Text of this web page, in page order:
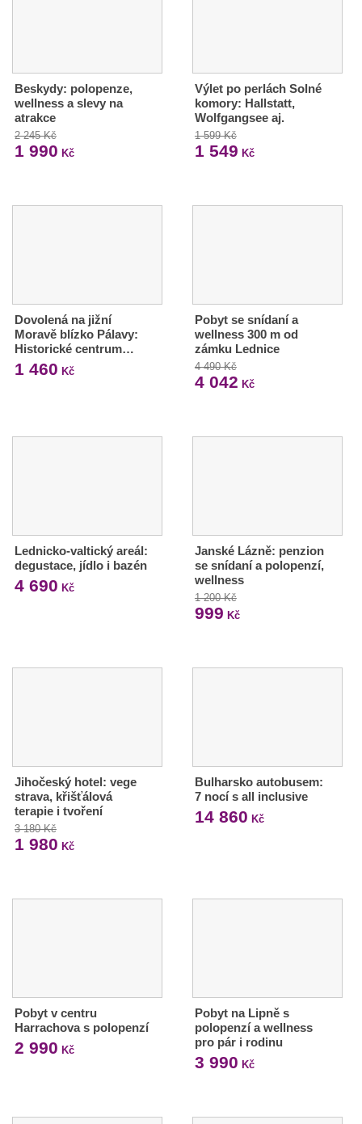
Beskydy: polopenze,
wellness a slevy na
atrakce
2 245 Kč
1 990 Kč
Výlet po perlách Solné
komory: Hallstatt,
Wolfgangsee aj.
1 599 Kč
1 549 Kč
Dovolená na jižní
Moravě blízko Pálavy:
Historické centrum…
1 460 Kč
Pobyt se snídaní a
wellness 300 m od
zámku Lednice
4 490 Kč
4 042 Kč
Lednicko-valtický areál:
degustace, jídlo i bazén
4 690 Kč
Janské Lázně: penzion
se snídaní a polopenzí,
wellness
1 200 Kč
999 Kč
Jihočeský hotel: vege
strava, křišťálová
terapie i tvoření
3 180 Kč
1 980 Kč
Bulharsko autobusem:
7 nocí s all inclusive
14 860 Kč
Pobyt v centru
Harrachova s polopenzí
2 990 Kč
Pobyt na Lipně s
polopenzí a wellness
pro pár i rodinu
3 990 Kč